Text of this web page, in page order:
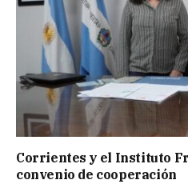
Corrientes y el Instituto
convenio de cooperación